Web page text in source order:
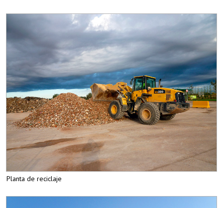
Planta de reciclaje